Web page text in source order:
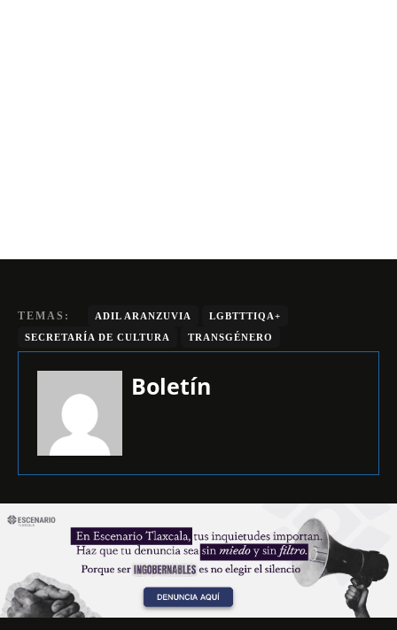
TEMAS: ADIL ARANZUVIA
LGBTTTIQA+
SECRETARÍA DE CULTURA
TRANSGÉNERO
Boletín